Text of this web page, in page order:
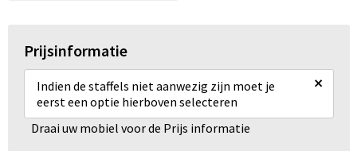
Prijsinformatie
Indien de staffels niet aanwezig zijn moet je
eerst een optie hierboven selecteren
×
Draai uw mobiel voor de Prijs informatie